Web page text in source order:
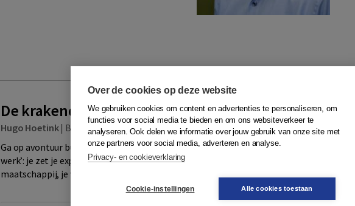
De krakende comfortzone
Hugo Hoetink| Boom
Ga op avontuur buiten je comfortzone. Als ervaren professional doe je ‘mooi
werk’: je zet je expertise in, je levert een zinvolle bijdrage aan je klanten en de
maatschappij, je wordt gewaardee...
Over de cookies op deze website
We gebruiken cookies om content en advertenties te personaliseren, om
functies voor social media te bieden en om ons websiteverkeer te
analyseren. Ook delen we informatie over jouw gebruik van onze site met
onze partners voor social media, adverteren en analyse.
Privacy- en cookieverklaring
Cookie-instellingen Alle cookies toestaan